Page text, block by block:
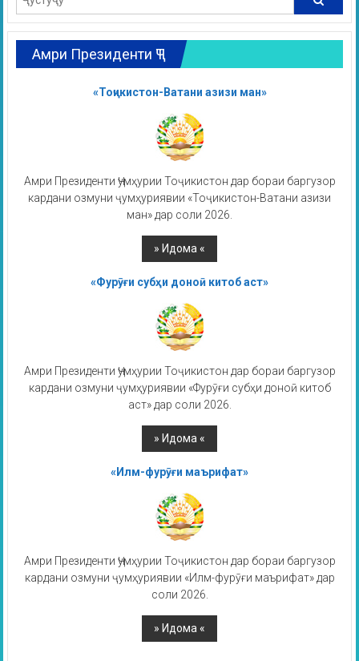
Амри Президенти ҶТ
«Тоҷикистон-Ватани азизи ман»
Амри Президенти Ҷумҳурии Тоҷикистон дар бораи баргузор
кардани озмуни ҷумҳуриявии «Тоҷикистон-Ватани азизи
ман» дар соли 2026.
«Фурӯғи субҳи доноӣ китоб аст»
Амри Президенти Ҷумҳурии Тоҷикистон дар бораи баргузор
кардани озмуни ҷумҳуриявии «Фурӯғи субҳи доноӣ китоб
аст» дар соли 2026.
«Илм-фурӯғи маърифат»
Амри Президенти Ҷумҳурии Тоҷикистон дар бораи баргузор
кардани озмуни ҷумҳуриявии «Илм-фурӯғи маърифат» дар
соли 2026.